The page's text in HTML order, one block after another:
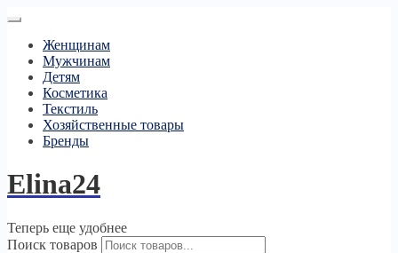
Женщинам
Мужчинам
Детям
Косметика
Текстиль
Хозяйственные товары
Бренды
Elina24
Теперь еще удобнее
Поиск товаров